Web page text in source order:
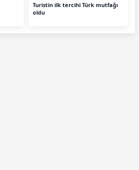
Turistin ilk tercihi Türk mutfağı
oldu